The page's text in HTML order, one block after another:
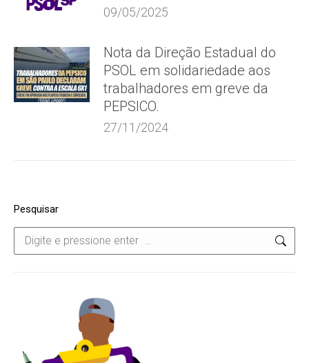
09/05/2025
Nota da Direção Estadual do
PSOL em solidariedade aos
trabalhadores em greve da
PEPSICO.
27/11/2024
Pesquisar
Search: